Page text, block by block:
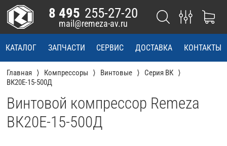
КАТАЛОГ ЗАПЧАСТИ СЕРВИС ДОСТАВКА КОНТАКТЫ
8 495 255-27-20
mail@remeza-av.ru
Главная Компрессоры Винтовые
Серия ВК
ВК20E-15-500Д
Винтовой компрессор Remeza
ВК20E-15-500Д